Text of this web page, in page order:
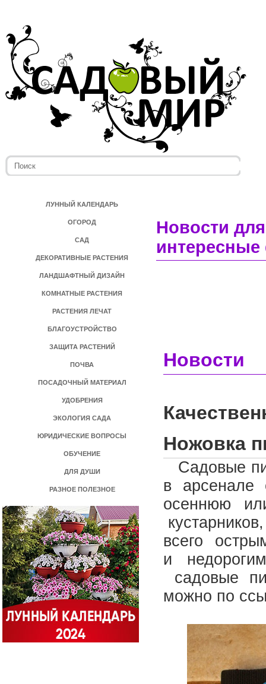
ЛУННЫЙ КАЛЕНДАРЬ
ОГОРОД
САД
ДЕКОРАТИВНЫЕ РАСТЕНИЯ
ЛАНДШАФТНЫЙ ДИЗАЙН
КОМНАТНЫЕ РАСТЕНИЯ
РАСТЕНИЯ ЛЕЧАТ
БЛАГОУСТРОЙСТВО
ЗАЩИТА РАСТЕНИЙ
ПОЧВА
ПОСАДОЧНЫЙ МАТЕРИАЛ
УДОБРЕНИЯ
ЭКОЛОГИЯ САДА
ЮРИДИЧЕСКИЕ ВОПРОСЫ
ОБУЧЕНИЕ
ДЛЯ ДУШИ
РАЗНОЕ ПОЛЕЗНОЕ
Новости
Новости
Ножовка
Садовые
в арсенале
осеннюю
всего
и
садовые
можно по